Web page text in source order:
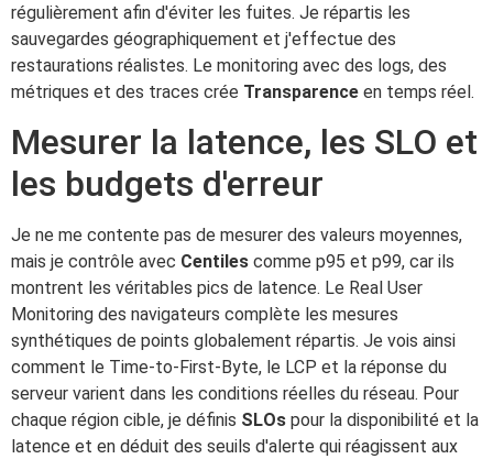
régulièrement afin d'éviter les fuites. Je répartis les
sauvegardes géographiquement et j'effectue des
restaurations réalistes. Le monitoring avec des logs, des
métriques et des traces crée Transparence en temps réel.
Mesurer la latence, les SLO et
les budgets d'erreur
Je ne me contente pas de mesurer des valeurs moyennes,
mais je contrôle avec Centiles comme p95 et p99, car ils
montrent les véritables pics de latence. Le Real User
Monitoring des navigateurs complète les mesures
synthétiques de points globalement répartis. Je vois ainsi
comment le Time-to-First-Byte, le LCP et la réponse du
serveur varient dans les conditions réelles du réseau. Pour
chaque région cible, je définis SLOs pour la disponibilité et la
latence et en déduit des seuils d'alerte qui réagissent aux